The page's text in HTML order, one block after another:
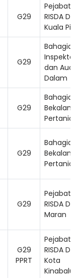
G29
Pejabat
RISDA
Kuala Pilah
G29
Bahagian
dan Audit
Dalam
G29
Bahagian
Bekalan
Pertanian
G29
Bahagian
Bekalan
Pertanian
G29
Pejabat
RISDA
Maran
G29
PPRT
Pejabat
RISDA
Kota
Kinabalu